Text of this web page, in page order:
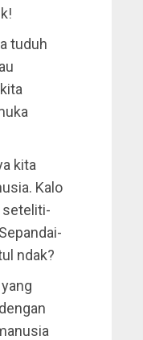
tuduh
kita
Kalo
seteliti-
ndak?